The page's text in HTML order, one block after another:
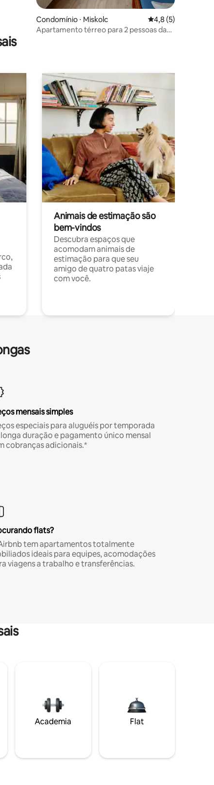
Condomínio ⋅ Miskolc 4,8 de uma
4,8 (5)
Apartamento térreo para 2 pessoas da
Animais de estimação são
bem-vindos
Descubra espaços que
acomodam animais de
estimação para que seu
amigo de quatro patas viaje
com você.
mensais simples
especiais para aluguéis por temporada
duração e pagamento único mensal
cobranças adicionais.*
flats?
tem apartamentos totalmente
ideais para equipes, acomodações
viagens a trabalho e transferências.
Academia Flat